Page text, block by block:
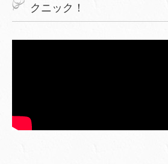
クニック！